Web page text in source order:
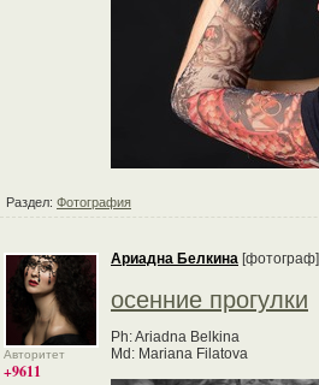
Раздел: Фотография
Авторитет
+9611
Ариадна Белкина [фотограф]
осенние прогулки
Ph: Ariadna Belkina
Md: Mariana Filatova